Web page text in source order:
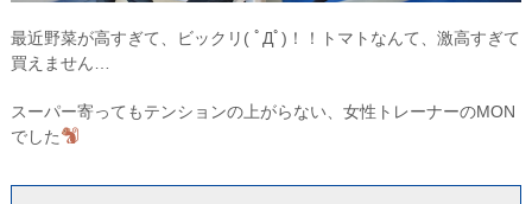
最近野菜が高すぎて、ビックリ( ﾟДﾟ)！！トマトなんて、激高すぎて
買えません…
スーパー寄ってもテンションの上がらない、女性トレーナーのMON
でした